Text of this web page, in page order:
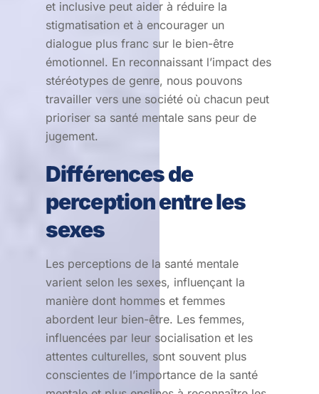
et inclusive peut aider à réduire la
stigmatisation et à encourager un
dialogue plus franc sur le bien-être
émotionnel. En reconnaissant l’impact des
stéréotypes de genre, nous pouvons
travailler vers une société où chacun peut
prioriser sa santé mentale sans peur de
jugement.
Différences de
perception entre les
sexes
Les perceptions de la santé mentale
varient selon les sexes, influençant la
manière dont hommes et femmes
abordent leur bien-être. Les femmes,
influencées par leur socialisation et les
attentes culturelles, sont souvent plus
conscientes de l’importance de la santé